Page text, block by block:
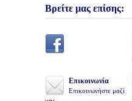
Βρείτε μας επίσης:
Επικοινωνία
Επικοινωνήστε μαζί